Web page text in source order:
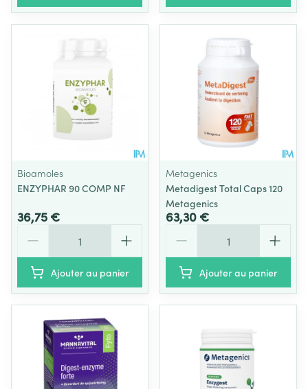
Bioamoles
ENZYPHAR 90 COMP NF
36,75 €
Ajouter au panier
Metagenics
Metadigest Total Caps 120
Metagenics
63,30 €
Ajouter au panier